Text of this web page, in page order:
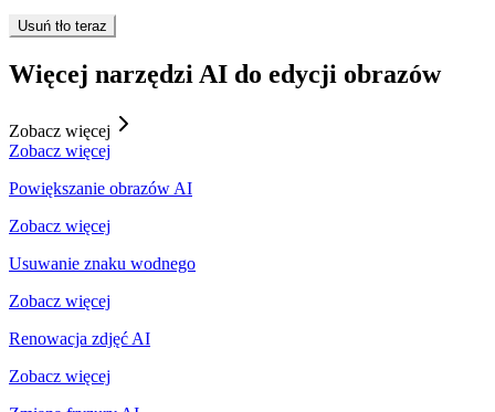
Usuń tło teraz
Więcej narzędzi AI do edycji obrazów
Zobacz więcej
Zobacz więcej
Powiększanie obrazów AI
Zobacz więcej
Usuwanie znaku wodnego
Zobacz więcej
Renowacja zdjęć AI
Zobacz więcej